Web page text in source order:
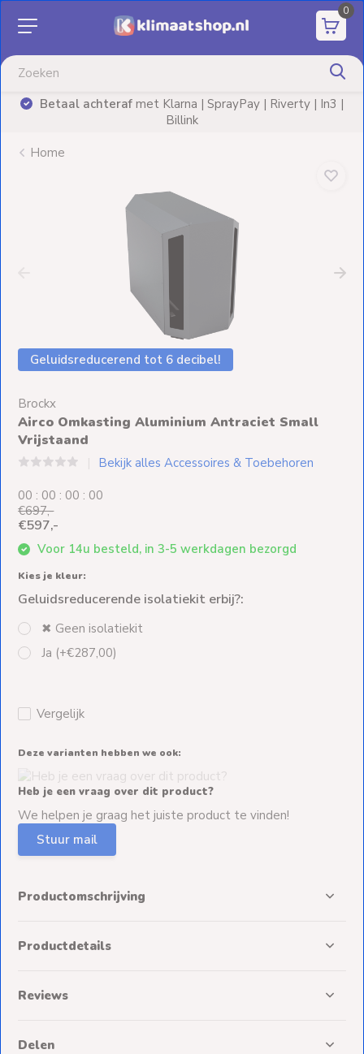
0
| In3 | Advies nodig? Neem vrijblijvend contact
Aanbiedingen
verwarming
Installatiematerialen
Terrasverwarming
Ventilators
Spoed- en
Weekendleveringen
Klantenservice
Contact
Home
Geluidsreducerend tot 6 decibel!
Brockx
Airco Omkasting Aluminium Antraciet Small
Vrijstaand
Bekijk alles Accessoires & Toebehoren
00 : 00 : 00 : 00
€697,-
€597,-
Voor 14u besteld, in 3-5 werkdagen bezorgd
Kies je kleur:
Geluidsreducerende isolatiekit erbij?:
✖︎ Geen isolatiekit
Ja (+€287,00)
Vergelijk
Deze varianten hebben we ook:
Heb je een vraag over dit product?
We helpen je graag het juiste product te vinden!
Stuur mail
Productomschrijving
Productdetails
Reviews
Delen